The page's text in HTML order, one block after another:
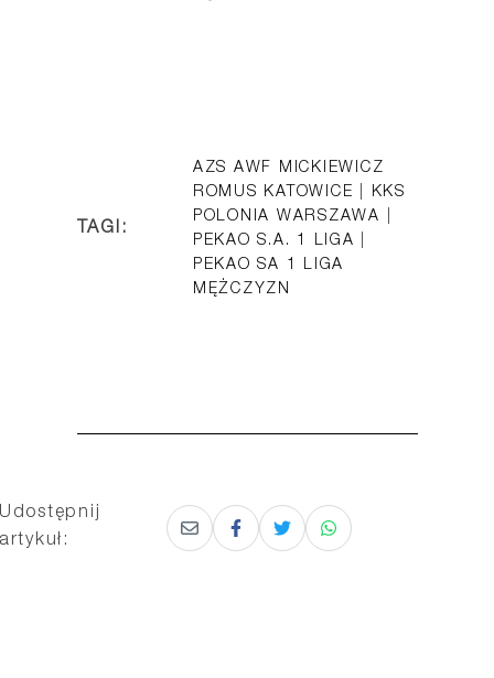
TAGI:
AZS AWF MICKIEWICZ
ROMUS KATOWICE
KKS
POLONIA WARSZAWA
PEKAO S.A. 1 LIGA
PEKAO SA 1 LIGA
MĘŻCZYZN